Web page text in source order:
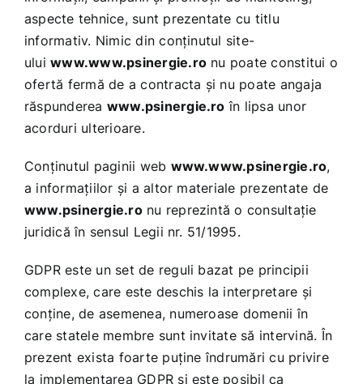
aspecte tehnice, sunt prezentate cu titlu
informativ. Nimic din conţinutul site-
uluiwww.www.psinergie.ro nu poate constitui o
ofertă fermă de a contracta şi nu poate angaja
răspunderea www.psinergie.ro în lipsa unor
acorduri ulterioare.
Conţinutul paginii web www.www.psinergie.ro,
a informaţiilor şi a altor materiale prezentate de
www.psinergie.ronu reprezintă o consultaţie
juridică în sensul Legii nr. 51/1995.
GDPR este un set de reguli bazat pe principii
complexe, care este deschis la interpretare şi
conţine, de asemenea, numeroase domenii în
care statele membre sunt invitate să intervină. În
prezent exista foarte puţine îndrumări cu privire
la implementarea GDPR şi este posibil ca